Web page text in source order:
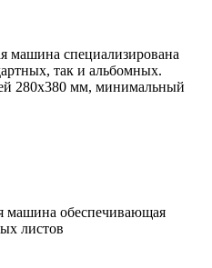
машина специализирована
так и альбомных.
280х380 мм, минимальный
машина обеспечивающая
листов